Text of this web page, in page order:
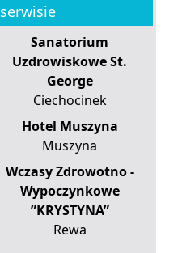
serwisie
Sanatorium
Uzdrowiskowe St.
George
Ciechocinek
Hotel Muszyna
Muszyna
Wczasy Zdrowotno -
Wypoczynkowe
”KRYSTYNA”
Rewa